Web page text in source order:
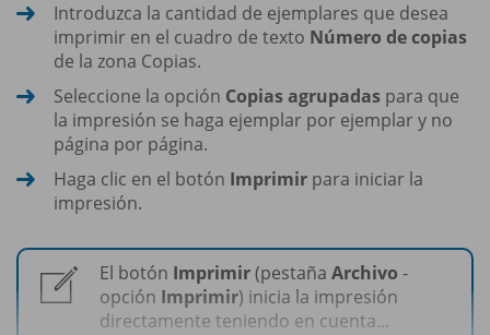
Introduzca la cantidad de ejemplares que desea
imprimir en el cuadro de texto Número de copias
de la zona Copias.
Seleccione la opción Copias agrupadas para que
la impresión se haga ejemplar por ejemplar y no
página por página.
Haga clic en el botón Imprimir para iniciar la
impresión.
El botón Imprimir(pestaña Archivo -
opción Imprimir) inicia la impresión
directamente teniendo en cuenta...